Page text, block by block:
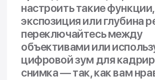
Познакомьтесь с A18 —специально
разработанным для Apple Intelligenceи многого
другого. Он на два поколения опережает чип
A16 Bionic в iPhone 15 и обеспечивает
поддержку новых функций камеры, таких как
Фотографические стили и Управление
камерой. При этом он обладает
исключительной энергоэффективностью для
продления времени работы от батареи.